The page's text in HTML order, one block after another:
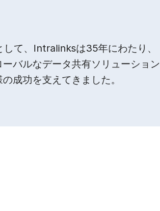
て、Intralinksは35年にわたり、
バルなデータ共有ソリューション
成功を支えてきました。